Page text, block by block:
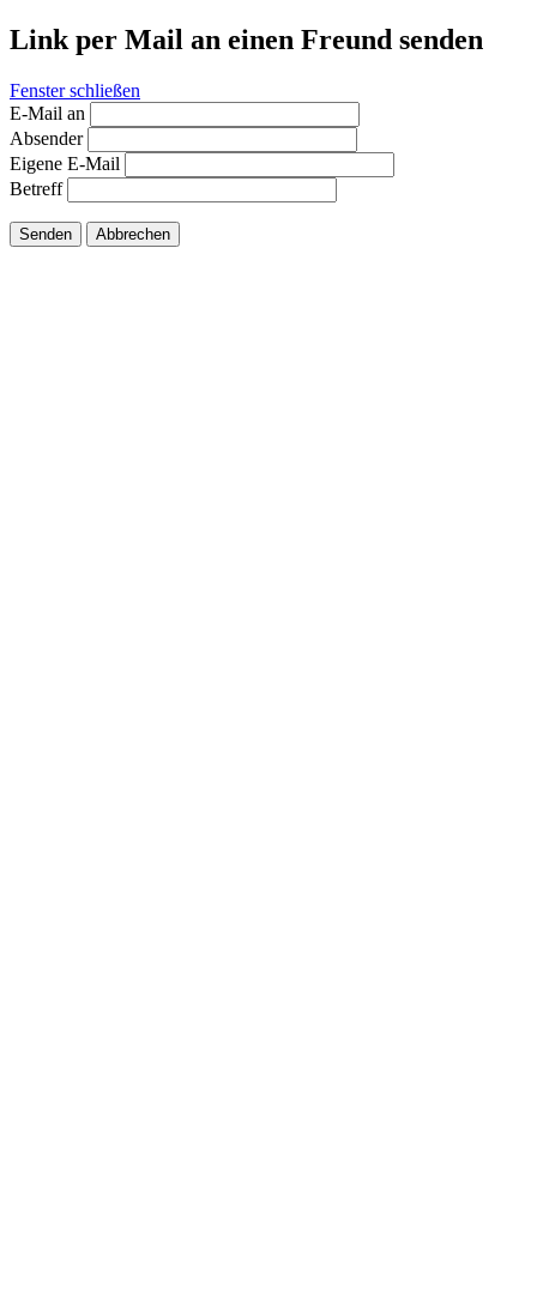
Link per Mail an einen Freund senden
Fenster schließen
E-Mail an
Absender
Eigene E-Mail
Betreff
Senden Abbrechen